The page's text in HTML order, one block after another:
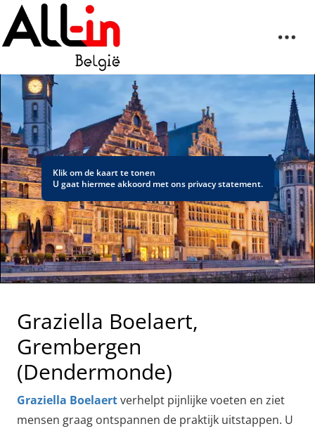
Klik om de kaart te tonen
U gaat hiermee akkoord met ons privacy statement.
Graziella Boelaert,
Grembergen
(Dendermonde)
Graziella Boelaertverhelpt pijnlijke voeten en ziet
mensen graag ontspannen de praktijk uitstappen. U